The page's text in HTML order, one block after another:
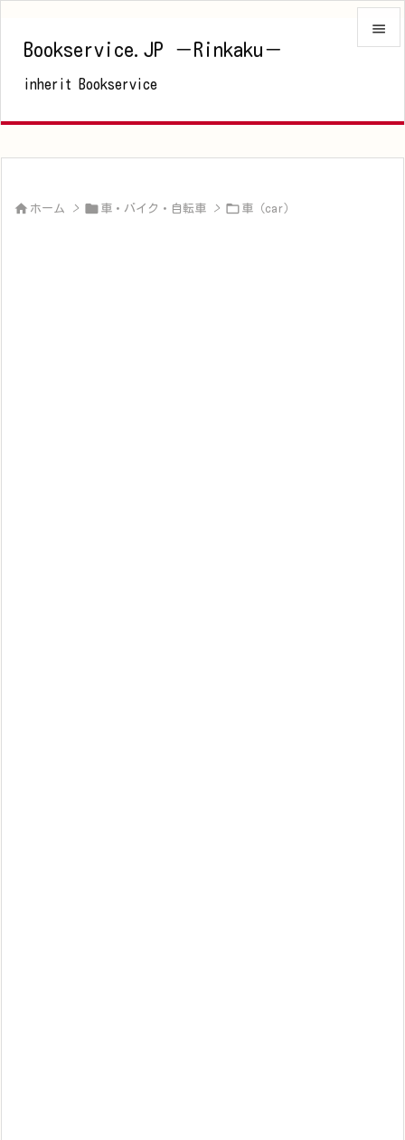
Bookservice.JP －Rinkaku－
inherit Bookservice


 ホーム >  車・バイク・自転車 >  車（car）